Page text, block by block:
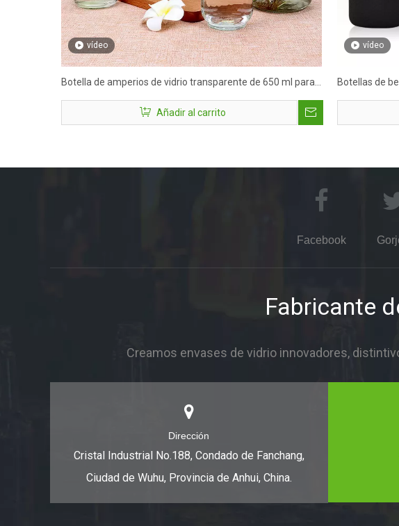
vídeo
Botella de amperios de vidrio transparente de 650 ml para
semillas de flores de planta verde
Añadir al carrito
vídeo
Botellas de
mango
Facebook
Fabricante
Creamos envases de vidrio innovadores,
Dirección
Cristal Industrial No.188, Condado de Fanchang,
Ciudad de Wuhu, Provincia de Anhui, China.